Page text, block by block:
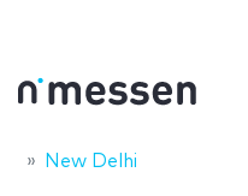
New Delhi